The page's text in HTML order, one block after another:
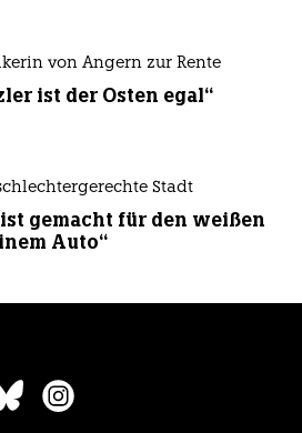
von Angern zur Rente
ist der Osten egal“
Stadt
ist gemacht für den weißen
Auto“